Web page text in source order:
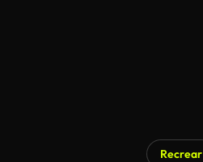
Recrear